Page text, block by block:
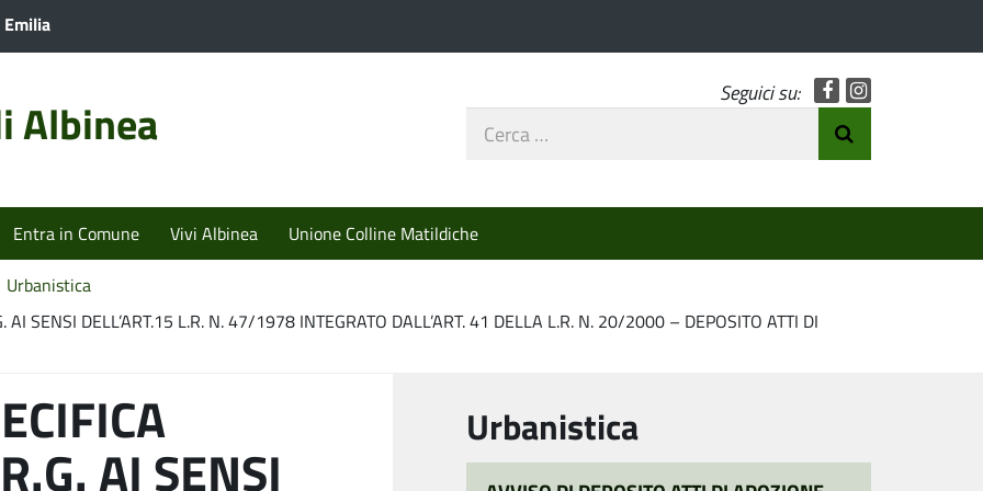
Albinea
Seguici su: Facebook
Cerca
Entra in Comune Vivi Albinea Unione Colline Matildiche
Urbanistica
SENSI DELL’ART.15 L.R. N. 47/1978 INTEGRATO DALL’ART. 41 DELLA L.R. N. 20/2000 – DEPOSITO ATTI DI
AI SENSI
Urbanistica